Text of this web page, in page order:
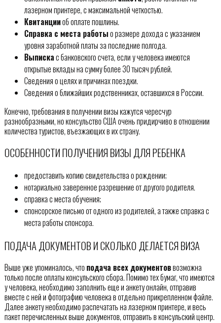
лазерном принтере, с максимальной четкостью.
Квитанцииоб оплате пошлины.
Справка с места работыо размере дохода с указанием
уровня заработной платы за последние полгода.
Выпискас банковского счета, если у человека имеются
открытые вклады на сумму более 30 тысяч рублей.
Сведения о целях и причинах поездки.
Сведения о ближайших родственниках, оставшихся в России.
Конечно, требования в получении визы кажутся чересчур
разнообразными, но консульство США очень придирчиво в отношении
количества туристов, въезжающих в их страну.
ОСОБЕННОСТИ ПОЛУЧЕНИЯ ВИЗЫ ДЛЯ РЕБЕНКА
предоставить копию свидетельства о рождении;
нотариально заверенное разрешение от другого родителя.
справка с места обучения;
спонсорское письмо от одного из родителей, а также справка с
места работы спонсора.
ПОДАЧА ДОКУМЕНТОВ И СКОЛЬКО ДЕЛАЕТСЯ ВИЗА
Выше уже упоминалось, что подача всех документоввозможна
только после оплаты консульского сбора. Помимо тех бумаг, что имеются
у человека, необходимо заполнить еще и анкету онлайн, отправив
вместе с ней и фотографию человека в отдельно прикрепленном файле.
Далее анкету необходимо распечатать на лазерном принтере, и весь
пакет перечисленных выше документов, отправить в консульский центр.